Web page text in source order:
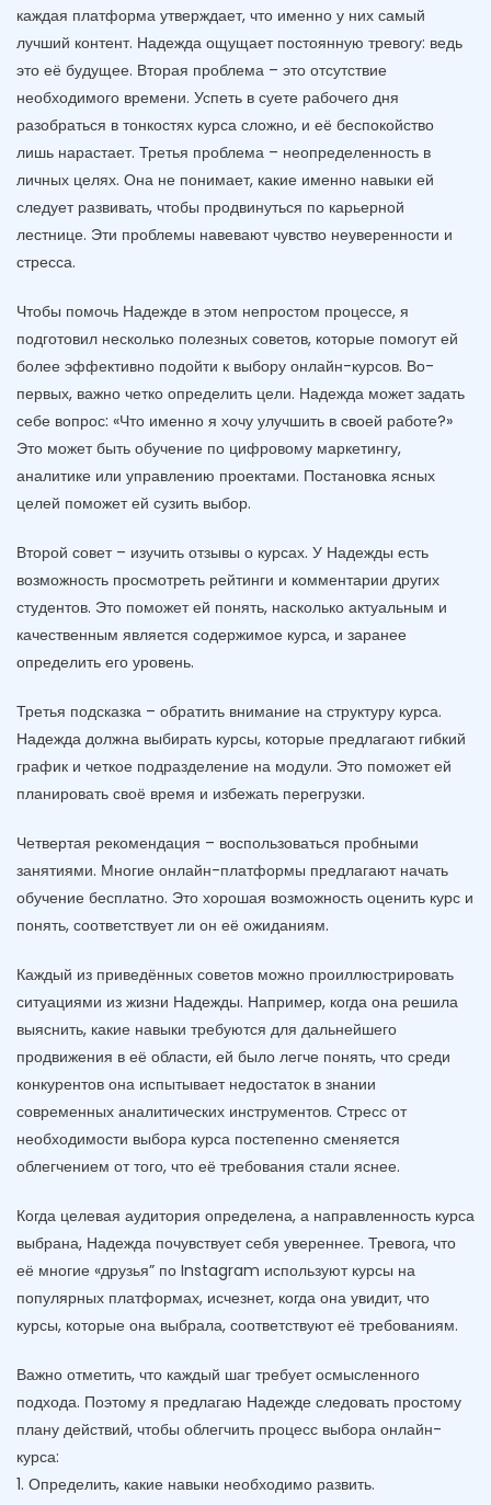
каждая платформа утверждает, что именно у них самый
лучший контент. Надежда ощущает постоянную тревогу: ведь
это её будущее. Вторая проблема – это отсутствие
необходимого времени. Успеть в суете рабочего дня
разобраться в тонкостях курса сложно, и её беспокойство
лишь нарастает. Третья проблема – неопределенность в
личных целях. Она не понимает, какие именно навыки ей
следует развивать, чтобы продвинуться по карьерной
лестнице. Эти проблемы навевают чувство неуверенности и
стресса.
Чтобы помочь Надежде в этом непростом процессе, я
подготовил несколько полезных советов, которые помогут ей
более эффективно подойти к выбору онлайн-курсов. Во-
первых, важно четко определить цели. Надежда может задать
себе вопрос: «Что именно я хочу улучшить в своей работе?»
Это может быть обучение по цифровому маркетингу,
аналитике или управлению проектами. Постановка ясных
целей поможет ей сузить выбор.
Второй совет – изучить отзывы о курсах. У Надежды есть
возможность просмотреть рейтинги и комментарии других
студентов. Это поможет ей понять, насколько актуальным и
качественным является содержимое курса, и заранее
определить его уровень.
Третья подсказка – обратить внимание на структуру курса.
Надежда должна выбирать курсы, которые предлагают гибкий
график и четкое подразделение на модули. Это поможет ей
планировать своё время и избежать перегрузки.
Четвертая рекомендация – воспользоваться пробными
занятиями. Многие онлайн-платформы предлагают начать
обучение бесплатно. Это хорошая возможность оценить курс и
понять, соответствует ли он её ожиданиям.
Каждый из приведённых советов можно проиллюстрировать
ситуациями из жизни Надежды. Например, когда она решила
выяснить, какие навыки требуются для дальнейшего
продвижения в её области, ей было легче понять, что среди
конкурентов она испытывает недостаток в знании
современных аналитических инструментов. Стресс от
необходимости выбора курса постепенно сменяется
облегчением от того, что её требования стали яснее.
Когда целевая аудитория определена, а направленность курса
выбрана, Надежда почувствует себя увереннее. Тревога, что
её многие «друзья” по Instagram используют курсы на
популярных платформах, исчезнет, когда она увидит, что
курсы, которые она выбрала, соответствуют её требованиям.
Важно отметить, что каждый шаг требует осмысленного
подхода. Поэтому я предлагаю Надежде следовать простому
плану действий, чтобы облегчить процесс выбора онлайн-
курса:
1. Определить, какие навыки необходимо развить.